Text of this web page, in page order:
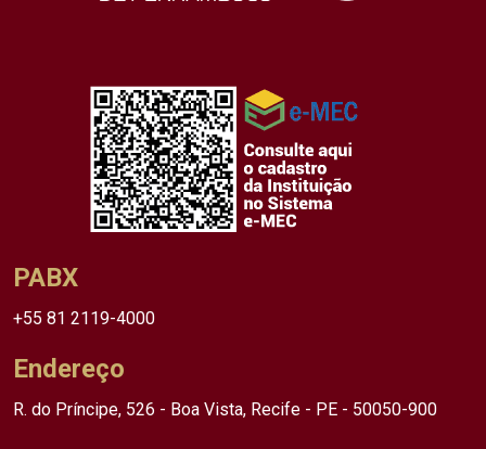
PABX
+55 81 2119-4000
Endereço
R. do Príncipe, 526 - Boa Vista, Recife - PE - 50050-900